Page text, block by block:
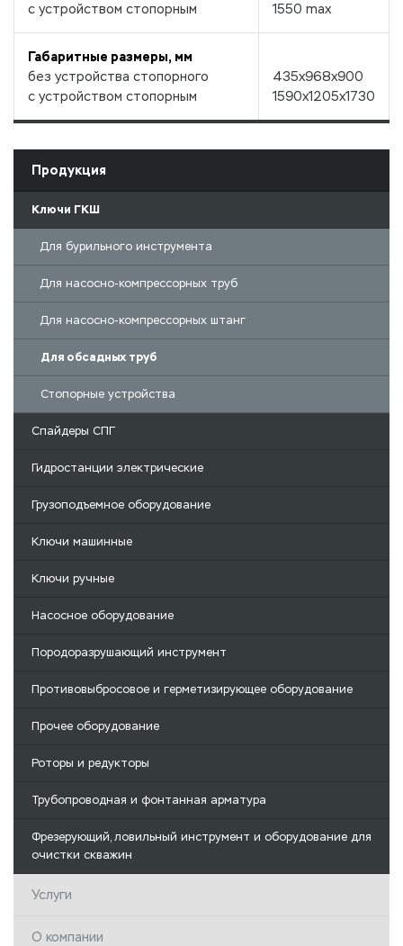
Продукция
Ключи ГКШ
Для бурильного инструмента
Для насосно-компрессорных труб
Для насосно-компрессорных штанг
Для обсадных труб
Стопорные устройства
Спайдеры СПГ
Гидростанции электрические
Грузоподъемное оборудование
Ключи машинные
Ключи ручные
Насосное оборудование
Породоразрушающий инструмент
Противовыбросовое и герметизирующее оборудование
Прочее оборудование
Роторы и редукторы
Трубопроводная и фонтанная арматура
Фрезерующий, ловильный инструмент и оборудование для
очистки скважин
Услуги
О компании
с устройством стопорным 1550 max
Габаритные размеры, мм
без устройства стопорного
с устройством стопорным
435х968х900
1590х1205х1730